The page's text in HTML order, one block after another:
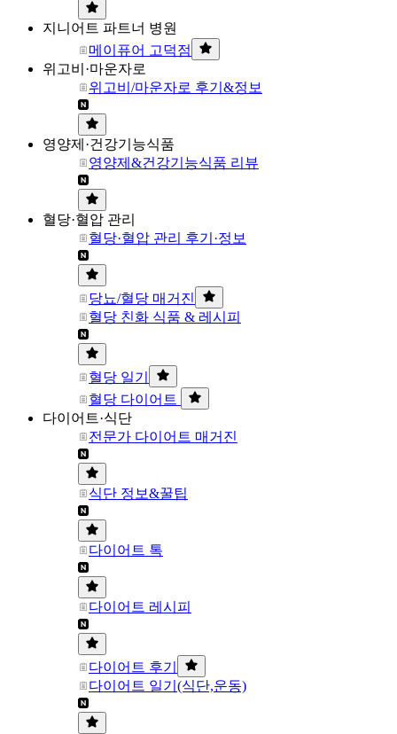
지니어트 파트너 병원
메이퓨어 고덕점
위고비·마운자로
위고비/마운자로 후기&정보
영양제·건강기능식품
영양제&건강기능식품 리뷰
혈당·혈압 관리
혈당·혈압 관리 후기·정보
당뇨/혈당 매거진
혈당 친화 식품 & 레시피
혈당 일기
혈당 다이어트
다이어트·식단
전문가 다이어트 매거진
식단 정보&꿀팁
다이어트 톡
다이어트 레시피
다이어트 후기
다이어트 일기(식단,운동)